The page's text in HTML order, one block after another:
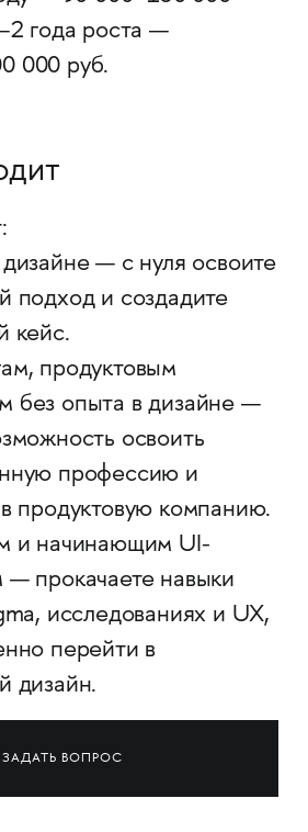
года роста —
000 руб.
— с нуля освоите
подход и создадите
кейс.
продуктовым
без опыта в дизайне —
освоить
профессию и
продуктовую компанию.
и начинающим UI-
— прокачаете навыки
исследованиях и UX,
перейти в
дизайн.
ЗАДАТЬ ВОПРОС